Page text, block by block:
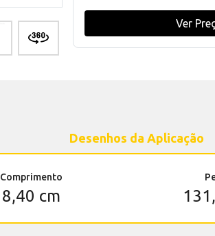
Ver
Desenhos da Aplicação
Comprimento
8,40 cm